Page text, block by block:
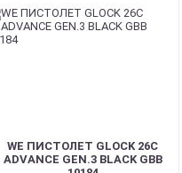
WE ПИСТОЛЕТ GLOCK 26C
ADVANCE GEN.3 BLACK GBB